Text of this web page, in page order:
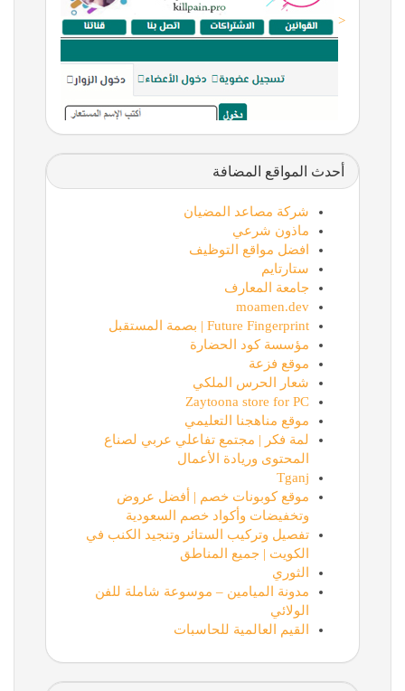
<
أحدث المواقع المضافة
شركة مصاعد المضيان
ماذون شرعي
افضل مواقع التوظيف
ستارتايم
جامعة المعارف
moamen.dev
Future Fingerprint | بصمة المستقبل
مؤسسة كود الحضارة
موقع فزعة
شعار الحرس الملكي
Zaytoona store for PC
موقع مناهجنا التعليمي
لمة فكر | مجتمع تفاعلي عربي لصناع
المحتوى وريادة الأعمال
Tganj
موقع كوبونات خصم | أفضل عروض
وتخفيضات وأكواد خصم السعودية
تفصيل وتركيب الستائر وتنجيد الكنب في
الكويت | جميع المناطق
الثوري
مدونة الميامين – موسوعة شاملة للفن
الولائي
القيم العالمية للحاسبات